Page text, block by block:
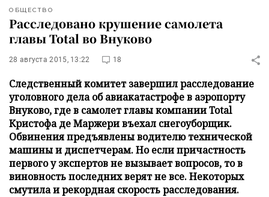
ОБЩЕСТВО
Расследовано крушение самолета
главы Total во Внуково
28 августа 2015, 13:22 18
Следственный комитет завершил расследование
уголовного дела об авиакатастрофе в аэропорту
Внуково, где в самолет главы компании Total
Кристофа де Маржери въехал снегоуборщик.
Обвинения предъявлены водителю технической
машины и диспетчерам. Но если причастность
первого у экспертов не вызывает вопросов, то в
виновность последних верят не все. Некоторых
смутила и рекордная скорость расследования.